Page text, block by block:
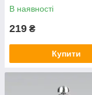
В наявності
219 ₴
Купити